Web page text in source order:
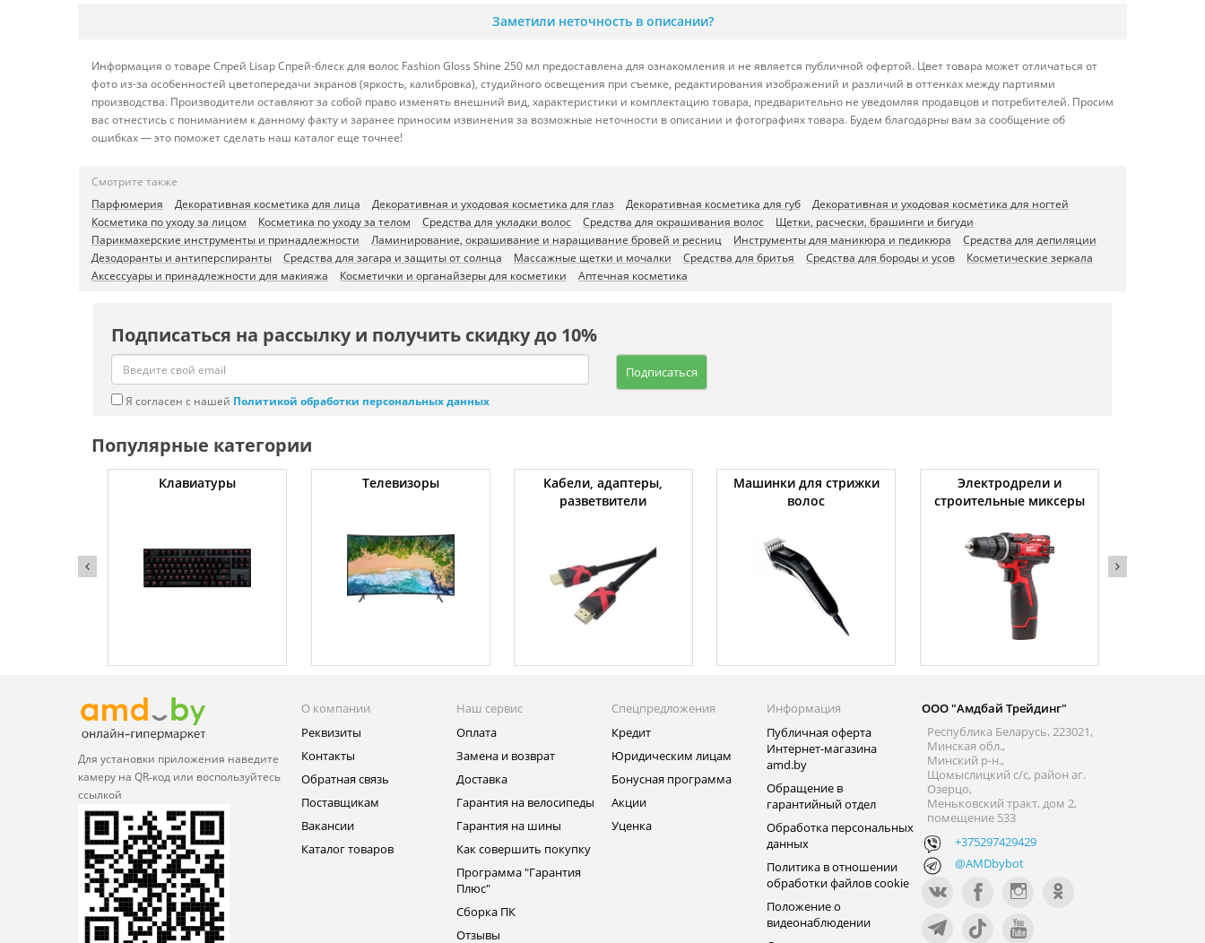
Заметили неточность в описании?
Информация о товаре Спрей Lisap Спрей-блеск для волос Fashion Gloss Shine 250 мл предоставлена для ознакомления и не является публичной офертой. Цвет товара может отличаться от
фото из-за особенностей цветопередачи экранов (яркость, калибровка), студийного освещения при съемке, редактирования изображений и различий в оттенках между партиями
производства. Производители оставляют за собой право изменять внешний вид, характеристики и комплектацию товара, предварительно не уведомляя продавцов и потребителей. Просим
вас отнестись с пониманием к данному факту и заранее приносим извинения за возможные неточности в описании и фотографиях товара. Будем благодарны вам за сообщение об
ошибках — это поможет сделать наш каталог еще точнее!
Смотрите также
Парфюмерия
Декоративная косметика для лица Декоративная и уходовая косметика для глаз Декоративная косметика для губ
Декоративная и уходовая косметика для ногтей
Косметика по уходу за лицом
Косметика по уходу за телом Средства для укладки волос Средства для окрашивания волос
Щетки, расчески, брашинги и бигуди
Парикмахерские инструменты и принадлежности
Ламинирование, окрашивание и наращивание бровей и ресниц Инструменты для маникюра и педикюра
Средства для депиляции
Дезодоранты и антиперспиранты
Средства для загара и защиты от солнца Массажные щетки и мочалки Средства для бритья Средства для бороды и усов
Косметические зеркала
Аксессуары и принадлежности для макияжа
Косметички и органайзеры для косметики Аптечная косметика
Подписаться на рассылку и получить скидку до 10%
Подписаться
Я согласен с нашей Политикой обработки персональных данных
Популярные категории
Клавиатуры Телевизоры
Кабели, адаптеры,
разветвители
Машинки для стрижки
волос
Электродрели и
строительные миксеры
Для установки приложения наведите
камеру на QR‑код или воспользуйтесь
ссылкой
О компании
Реквизиты
Контакты
Обратная связь
Поставщикам
Вакансии
Каталог товаров
Наш сервис
Оплата
Замена и возврат
Доставка
Гарантия на велосипеды
Гарантия на шины
Как совершить покупку
Программа "Гарантия
Плюс"
Сборка ПК
Отзывы
Спецпредложения
Кредит
Юридическим лицам
Бонусная программа
Акции
Уценка
Информация
Публичная оферта
Интернет-магазина
amd.by
Обращение в
гарантийный отдел
Обработка персональных
данных
Политика в отношении
обработки файлов cookie
Положение о
видеонаблюдении
ООО "Амдбай Трейдинг"
Республика Беларусь, 223021,
Минская обл.,
Минский р-н.,
Щомыслицкий с/с, район аг.
Озерцо,
Меньковский тракт, дом 2,
помещение 533
+375297429429
@AMDbybot